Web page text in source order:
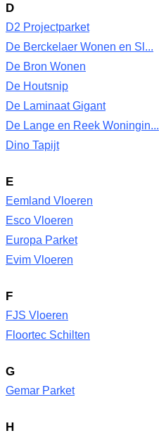
D
D2 Projectparket
De Berckelaer Wonen en Sl...
De Bron Wonen
De Houtsnip
De Laminaat Gigant
De Lange en Reek Woningin...
Dino Tapijt
E
Eemland Vloeren
Esco Vloeren
Europa Parket
Evim Vloeren
F
FJS Vloeren
Floortec Schilten
G
Gemar Parket
H